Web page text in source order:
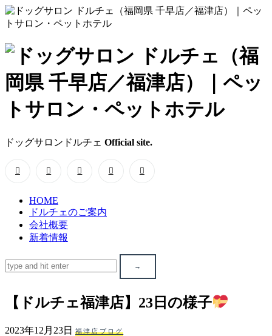
ド
ッ
グ
サ
ロ
ン
ド
ル
チ
ェ
（福
ドッグサロンドルチェ Official site.
HOME
ドルチェのご案内
会社概要
新着情報
【ドルチェ福津店】23日の様子
2023年12月23日 福津店ブログ